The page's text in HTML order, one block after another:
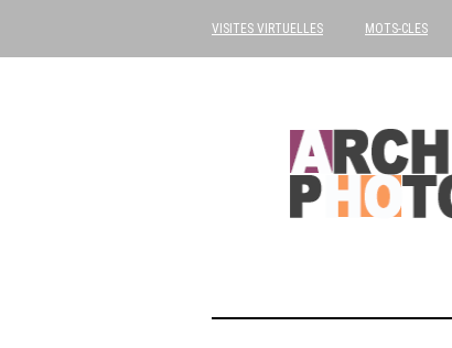
VISITES VIRTUELLES MOTS-CLES